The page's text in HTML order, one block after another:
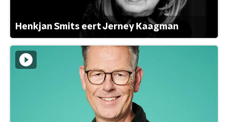
Henkjan Smits eert Jerney Kaagman